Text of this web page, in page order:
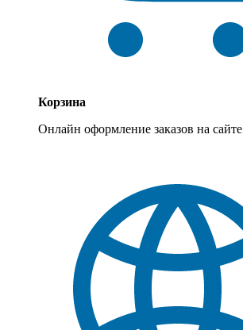
Корзина
Онлайн оформление заказов на сайте